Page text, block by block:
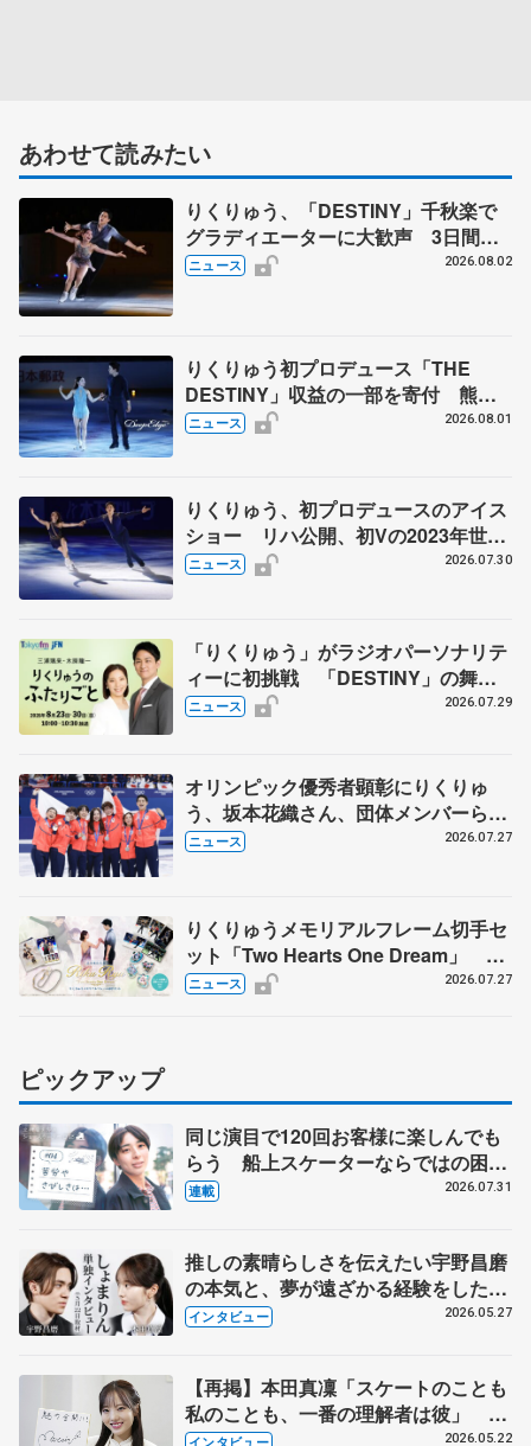
あわせて読みたい
りくりゅう、「DESTINY」千秋楽で
グラディエーターに大歓声 3日間の
計4公演で延べ約１万8千人動員、三浦
ニュース 2026.08.02
りくりゅう初プロデュース「THE
DESTINY」収益の一部を寄付 熊本
地震、被災者支援
ニュース 2026.08.01
りくりゅう、初プロデュースのアイス
ショー リハ公開、初Vの2023年世界
選手権のSP披露 ハゼボロ、チョク
ニュース 2026.07.30
「りくりゅう」がラジオパーソナリテ
ィーに初挑戦 「DESTINY」の舞台
裏エピソードも
ニュース 2026.07.29
オリンピック優秀者顕彰にりくりゅ
う、坂本花織さん、団体メンバーら
8月7日に文科省が表彰式、ブルーノ・
ニュース 2026.07.27
りくりゅうメモリアルフレーム切手セ
ット「Two Hearts One Dream」 受
注生産、7月29日受け付け開始
ニュース 2026.07.27
ピックアップ
同じ演目で120回お客様に楽しんでも
らう 船上スケーターならではの困難
とは 影響あったPIW前キャプテン松
連載 2026.07.31
推しの素晴らしさを伝えたい宇野昌磨
の本気と、夢が遠ざかる経験をした本
田真凜の覚悟
インタビュー 2026.05.27
【再掲】本田真凜「スケートのことも
私のことも、一番の理解者は彼」 引
退時の単独インタビューで語った競技
インタビュー 2026.05.22